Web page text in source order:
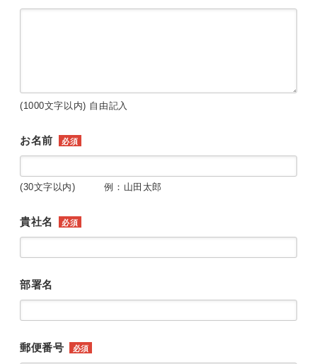
(1000文字以内) 自由記入
お名前 必須
(30文字以内) 例：山田太郎
貴社名 必須
部署名
郵便番号 必須